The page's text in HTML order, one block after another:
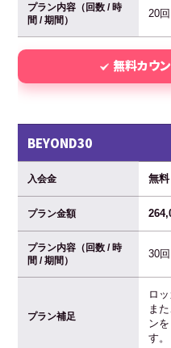
プラン内容（回数 / 時
間 / 期間）
20
無料カウ
BEYOND30
入会金 無料
プラン金額
プラン内容（回数 / 時
間 / 期間）
30
プラン補足
ロ
ま
ン
す。